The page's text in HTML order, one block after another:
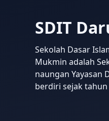
SDIT
Sekolah Dasar
Mukmin adalah
naungan Yayasan
berdiri sejak tahun